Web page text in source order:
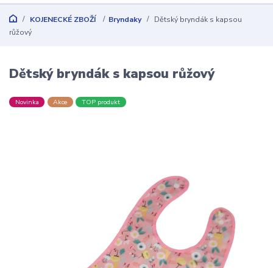
KOJENECKÉ ZBOŽÍ Bryndaky
Dětský bryndák s kapsou
růžový
Dětský bryndák s kapsou růžový
Novinka Akce TOP produkt